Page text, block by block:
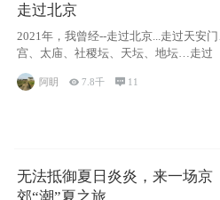
走过北京
2021年，我曾经--走过北京...走过天安
宫、太庙、社稷坛、天坛、地坛…走过
阿眀 7.8千  11
无法抵御夏日炎炎，来一场京